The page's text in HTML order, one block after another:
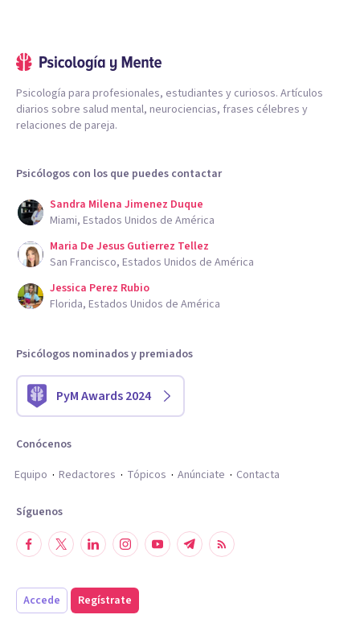
Psicología para profesionales, estudiantes y curiosos. Artículos
diarios sobre salud mental, neurociencias, frases célebres y
relaciones de pareja.
Psicólogos con los que puedes contactar
Sandra Milena Jimenez Duque
Miami, Estados Unidos de América
Maria De Jesus Gutierrez Tellez
San Francisco, Estados Unidos de América
Jessica Perez Rubio
Florida, Estados Unidos de América
Psicólogos nominados y premiados
PyM Awards 2024
Conócenos
Equipo
Redactores Tópicos Anúnciate Contacta
Síguenos
Accede Regístrate